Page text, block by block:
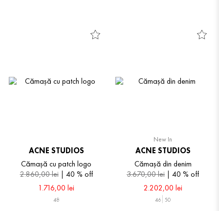
ACNE STUDIOS
Cămașă cu patch logo
2.860,00lei 40 % off
1.716,00 lei
48
New In
ACNE STUDIOS
Cămașă din denim
3.670,00lei 40 % off
2.202,00 lei
46 50